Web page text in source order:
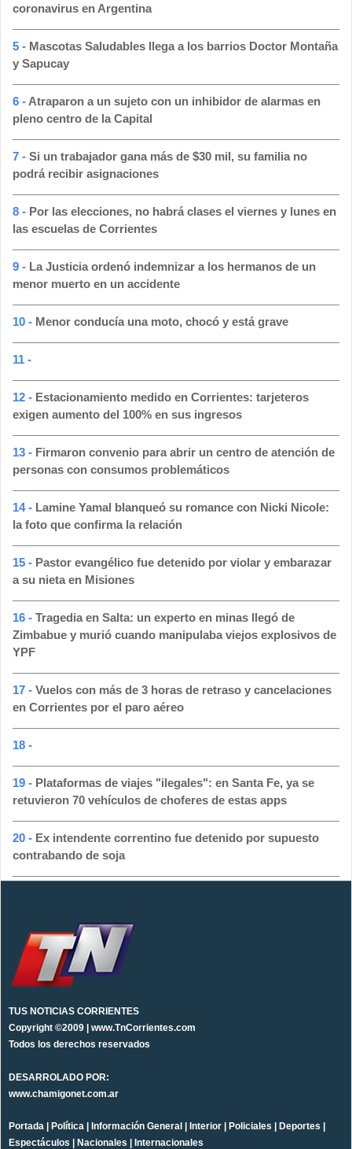
coronavirus en Argentina
5 - Mascotas Saludables llega a los barrios Doctor Montaña
y Sapucay
6 - Atraparon a un sujeto con un inhibidor de alarmas en
pleno centro de la Capital
7 - Si un trabajador gana más de $30 mil, su familia no
podrá recibir asignaciones
8 - Por las elecciones, no habrá clases el viernes y lunes en
las escuelas de Corrientes
9 - La Justicia ordenó indemnizar a los hermanos de un
menor muerto en un accidente
10 - Menor conducía una moto, chocó y está grave
11 -
12 - Estacionamiento medido en Corrientes: tarjeteros
exigen aumento del 100% en sus ingresos
13 - Firmaron convenio para abrir un centro de atención de
personas con consumos problemáticos
14 - Lamine Yamal blanqueó su romance con Nicki Nicole:
la foto que confirma la relación
15 - Pastor evangélico fue detenido por violar y embarazar
a su nieta en Misiones
16 - Tragedia en Salta: un experto en minas llegó de
Zimbabue y murió cuando manipulaba viejos explosivos de
YPF
17 - Vuelos con más de 3 horas de retraso y cancelaciones
en Corrientes por el paro aéreo
18 -
19 - Plataformas de viajes "ilegales": en Santa Fe, ya se
retuvieron 70 vehículos de choferes de estas apps
20 - Ex intendente correntino fue detenido por supuesto
contrabando de soja
TUS NOTICIAS CORRIENTES
Copyright ©2009 | www.TnCorrientes.com
Todos los derechos reservados
DESARROLADO POR:
www.chamigonet.com.ar
Portada | Política | Información General | Interior | Policiales | Deportes |
Espectáculos | Nacionales | Internacionales